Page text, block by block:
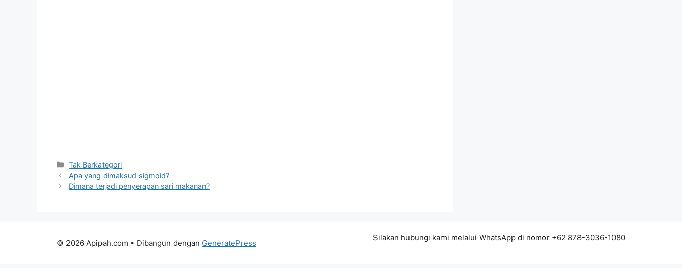
Kategori
Tak Berkategori
Apa yang dimaksud sigmoid?
Dimana terjadi penyerapan sari makanan?
Silakan hubungi kami melalui WhatsApp di nomor +62 878-3036-1080
© 2026 Apipah.com • Dibangun dengan GeneratePress